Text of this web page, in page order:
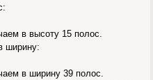
в высоту 15 полос.
ширину:
в ширину 39 полос.